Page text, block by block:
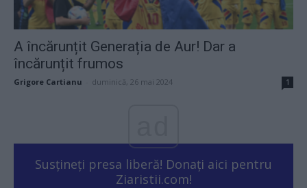
A încărunțit Generația de Aur! Dar a
încărunțit frumos
Grigore Cartianu duminică, 26 mai 2024 1
Susțineți presa liberă! Donați aici pentru
Ziaristii.com!